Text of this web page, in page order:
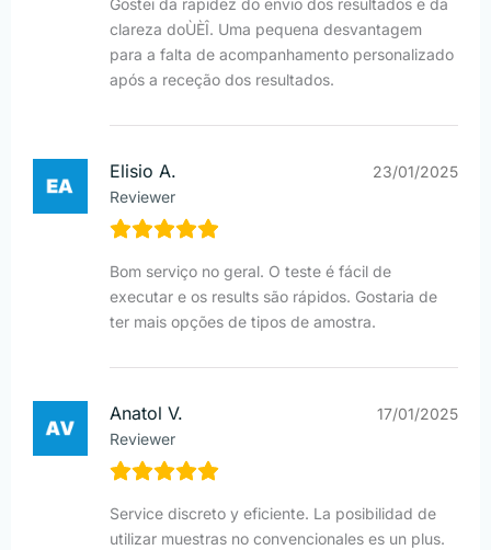
Gostei da rapidez do envio dos resultados e da
clareza doÙÈÎ. Uma pequena desvantagem
para a falta de acompanhamento personalizado
após a receção dos resultados.
Elisio A.
Reviewer
23/01/2025
Bom serviço no geral. O teste é fácil de
executar e os results são rápidos. Gostaria de
ter mais opções de tipos de amostra.
Anatol V.
Reviewer
17/01/2025
Service discreto y eficiente. La posibilidad de
utilizar muestras no convencionales es un plus.